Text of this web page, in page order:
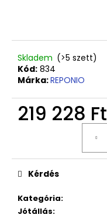
Skladem (>5 szett)
Kód: 834
Márka:REPONIO
219 228 Ft
Kategória:
Jótállás:
Kérdés